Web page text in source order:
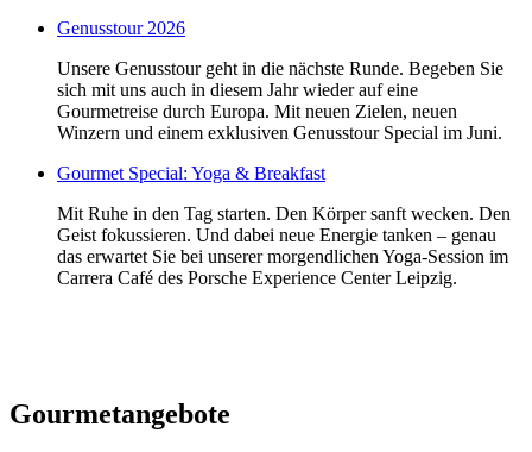
Genusstour 2026
Unsere Genusstour geht in die nächste Runde. Begeben Sie
sich mit uns auch in diesem Jahr wieder auf eine
Gourmetreise durch Europa. Mit neuen Zielen, neuen
Winzern und einem exklusiven Genusstour Special im Juni.
Gourmet Special: Yoga & Breakfast
Mit Ruhe in den Tag starten. Den Körper sanft wecken. Den
Geist fokussieren. Und dabei neue Energie tanken – genau
das erwartet Sie bei unserer morgendlichen Yoga-Session im
Carrera Café des Porsche Experience Center Leipzig.
Gourmetangebote